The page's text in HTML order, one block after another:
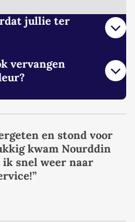
jullie ter
vervangen
en stond voor
kwam Nourddin
snel weer naar